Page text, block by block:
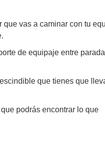
vas a caminar con tu
de equipaje entre
que tienes que
podrás encontrar lo que